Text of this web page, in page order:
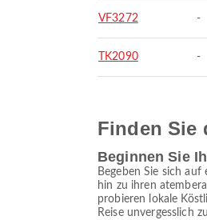
VF3272 -
TK2090 -
Finden Sie
Beginnen Sie
Begeben Sie sich
hin zu ihren
probieren lokale
Reise unvergesslich